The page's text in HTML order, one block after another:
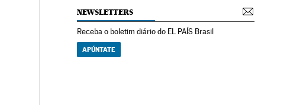
NEWSLETTERS
Receba o boletim diário do EL PAÍS Brasil
APÚNTATE